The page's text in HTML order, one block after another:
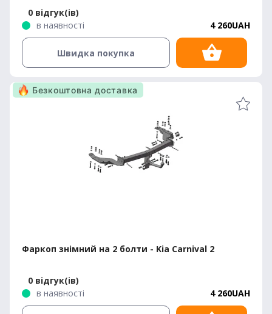
0 відгук(ів)
в наявності
4 260UAH
Швидка покупка
Фаркоп знімний на 2 болти - Kia Carnival 2
0 відгук(ів)
в наявності
4 260UAH
Безкоштовна доставка